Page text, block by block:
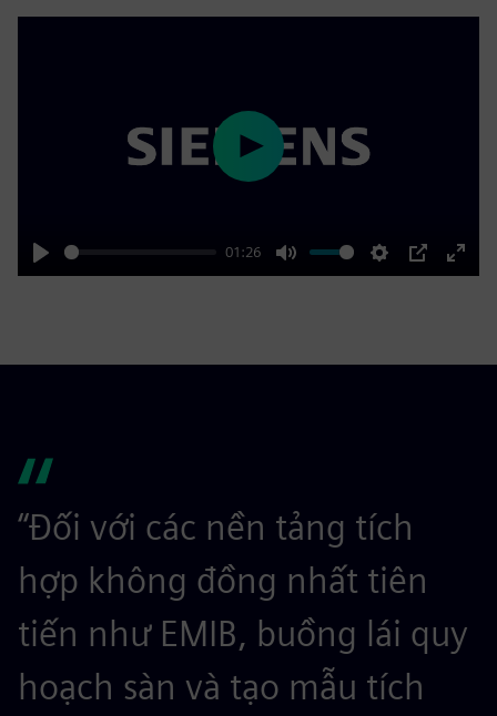
Play
01:26
Mute Settings
PIP
Enter
Play
“Đối với các nền tảng tích
hợp không đồng nhất tiên
tiến như EMIB, buồng lái quy
hoạch sàn và tạo mẫu tích